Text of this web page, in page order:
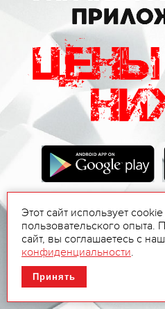
Этот сайт использует
пользовательского опыта.
сайт, вы соглашаетесь с
конфиденциальности.
Принять